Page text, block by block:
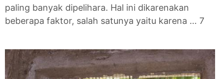
paling banyak dipelihara. Hal ini dikarenakan
beberapa faktor, salah satunya yaitu karena … 7